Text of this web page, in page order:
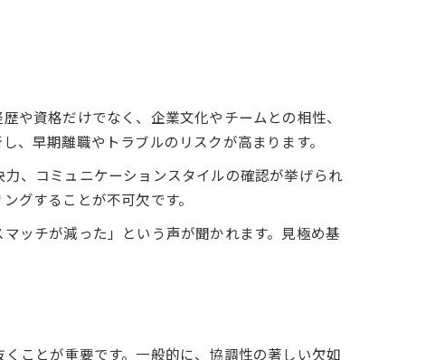
や資格だけでなく、企業文化やチームとの相性、
、早期離職やトラブルのリスクが高まります。
、コミュニケーションスタイルの確認が挙げられ
グすることが不可欠です。
ッチが減った」という声が聞かれます。見極め基
ことが重要です。一般的に、協調性の著しい欠如